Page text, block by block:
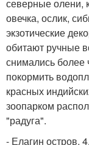
северные олени,
овечка, ослик,
экзотические
обитают ручные
снимались
покормить
красных
зоопарком
"радуга".
- Елагин остров, 4.